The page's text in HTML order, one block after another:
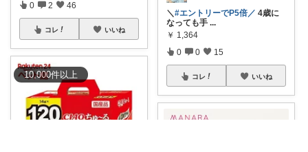
10,000件以上
0 2 46
コレ いいね
＼#エントリーでP5倍／ 4歳に
なっても手 ...
￥ 1,364
0 0 15
コレ いいね